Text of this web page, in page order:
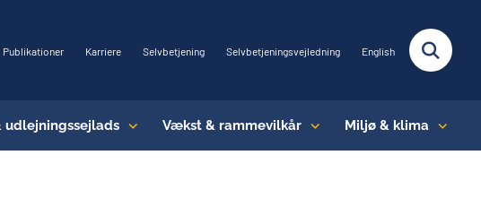
Publikationer Karriere Selvbetjening Selvbetjeningsvejledning English
udlejningssejlads Vækst & rammevilkår Miljø & klima